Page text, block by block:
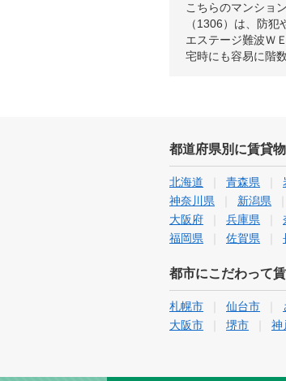
こちらのマンショ
（1306）は、防
エステージ難波Ｗ
宅時にも容易に階
都道府県別に賃貸
北海道 青森県
神奈川県
新潟県
大阪府
兵庫県
福岡県
佐賀県
都市にこだわって
札幌市 仙台市
大阪市
堺市 神